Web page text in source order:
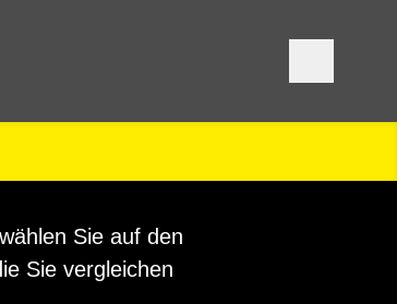
Sie auf den
Sie vergleichen